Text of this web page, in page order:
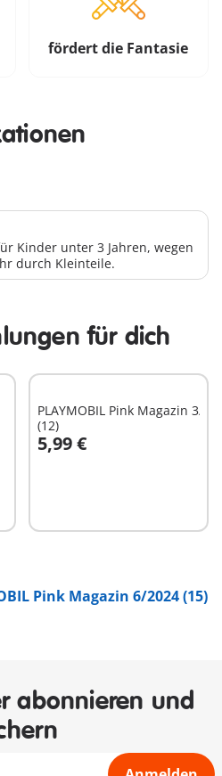
Pink Magazin 6/2024 (15)
fördert die Fantasie
Kinder unter 3 Jahren, wegen
durch Kleinteile.
für dich
PLAYMOBIL Pink Magazin 3/
(12)
5,99 €
In den Warenkorb
abonnieren und